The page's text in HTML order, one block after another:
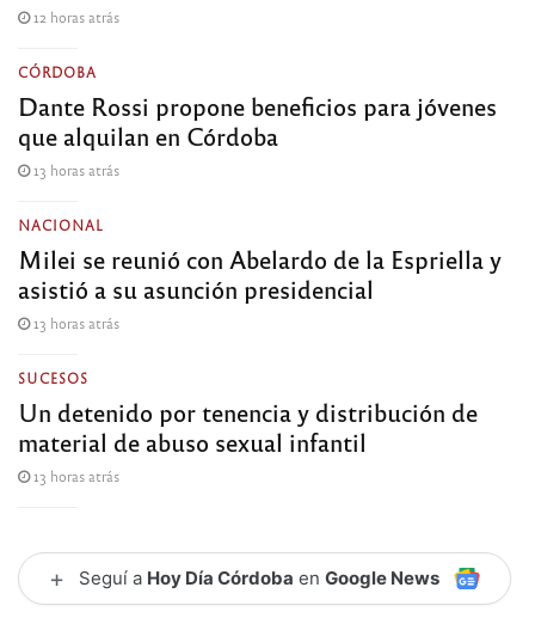
12 horas atrás
CÓRDOBA
Dante Rossi propone beneficios para jóvenes
que alquilan en Córdoba
13 horas atrás
NACIONAL
Milei se reunió con Abelardo de la Espriella y
asistió a su asunción presidencial
13 horas atrás
SUCESOS
Un detenido por tenencia y distribución de
material de abuso sexual infantil
13 horas atrás
+ Seguí a Hoy Día Córdoba en Google News